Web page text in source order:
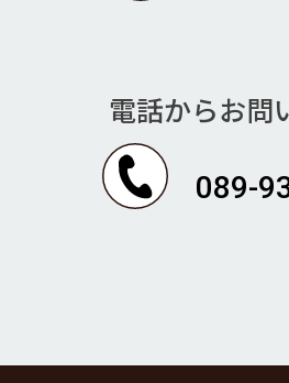
電話からお問
089-